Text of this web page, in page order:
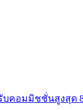
บคอมมิชชั่นสูงสุด